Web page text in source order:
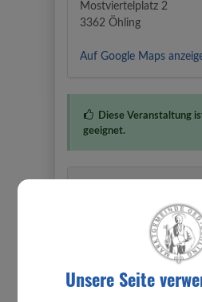
Mostviertelplatz 2
3362 Öhling
Auf Google Maps
Diese Veranstaltung
geeignet.
Veranstalter
Pfarre Mauer-Öhling
Unsere Seite